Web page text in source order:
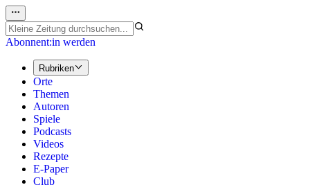
Abonnent:in werden
Rubriken
Orte
Themen
Autoren
Spiele
Podcasts
Videos
Rezepte
E-Paper
Club